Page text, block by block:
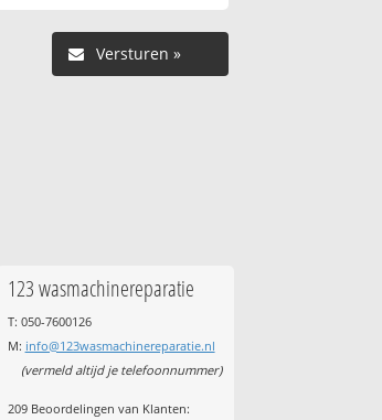
123 wasmachinereparatie
T: 050-7600126
M: info@123wasmachinereparatie.nl
(vermeld altijd je telefoonnummer)
209Beoordelingen van Klanten: